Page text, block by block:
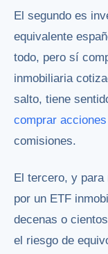
El segundo es
equivalente
todo, pero sí
inmobiliaria
salto, tiene
comprar acciones
comisiones.
El tercero, y
por un ETF
decenas o
el riesgo de